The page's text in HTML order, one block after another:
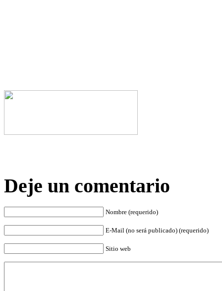
Deje un comentario
Nombre (requerido)
E-Mail (no será publicado) (requerido)
Sitio web